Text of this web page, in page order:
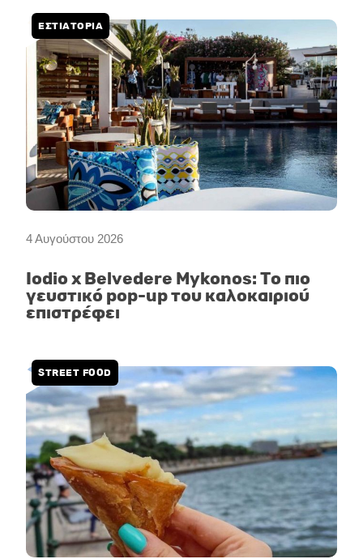
4 Αυγούστου 2026
ΕΣΤΙΑΤΟΡΙΑ
Iodio x Belvedere Mykonos: Το πιο
γευστικό pop-up του καλοκαιριού
επιστρέφει
STREET FOOD